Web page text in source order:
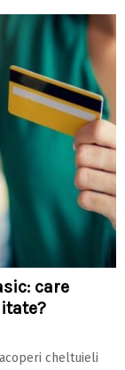
care
cheltuieli